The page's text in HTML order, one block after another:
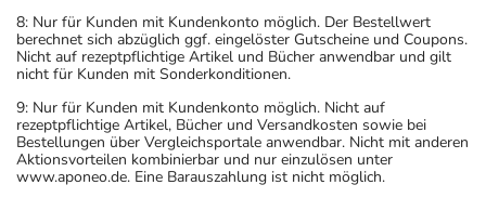
Die Anwendungsdauer richtet sich nach Art der
Beschwerde und/oder Dauer der Erkrankung und wird
deshalb nur von Ihrem Arzt bestimmt. Prinzipiell ist die
Dauer der Anwendung zeitlich nicht begrenzt, das
Arzneimittel kann daher längerfristig angewendet
werden.
8: Nur für Kunden mit Kundenkonto möglich. Der Bestellwert
berechnet sich abzüglich ggf. eingelöster Gutscheine und Coupons.
Nicht auf rezeptpflichtige Artikel und Bücher anwendbar und gilt
nicht für Kunden mit Sonderkonditionen.
9: Nur für Kunden mit Kundenkonto möglich. Nicht auf
rezeptpflichtige Artikel, Bücher und Versandkosten sowie bei
Bestellungen über Vergleichsportale anwendbar. Nicht mit anderen
Aktionsvorteilen kombinierbar und nur einzulösen unter
www.aponeo.de. Eine Barauszahlung ist nicht möglich.